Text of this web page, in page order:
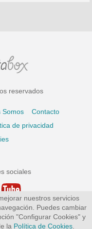
reservados
Somos
Contacto
de privacidad
sociales
nuestros servicios
Puedes cambiar
"Configurar Cookies" y
la Política de Cookies.